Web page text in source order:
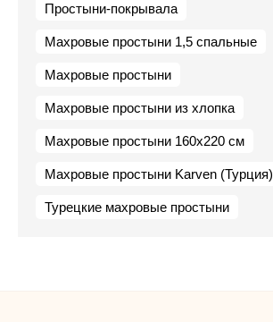
Простыни-покрывала
Махровые простыни 1,5 спальные
Махровые простыни
Махровые простыни из хлопка
Махровые простыни 160х220 см
Махровые простыни Karven (Турция)
Турецкие махровые простыни